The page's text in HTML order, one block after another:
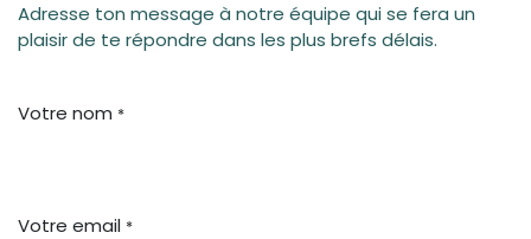
Adresse ton message à notre équipe qui se fera un
plaisir de te répondre dans les plus brefs délais.
Votre nom *
Votre email *